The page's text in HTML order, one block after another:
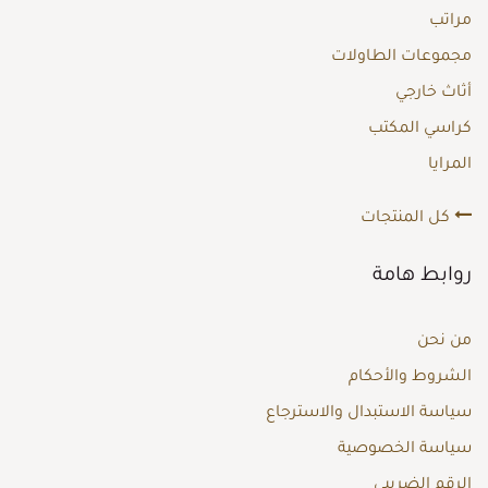
مراتب
مجموعات الطاولات
أثاث خارجي
كراسي المكتب
المرايا
كل المنتجات
روابط هامة
من نحن
الشروط والأحكام
سياسة الاستبدال والاسترجاع
سياسة الخصوصية